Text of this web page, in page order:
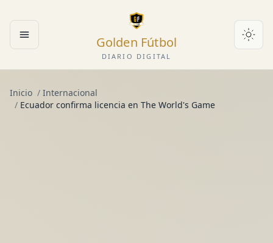
Abrir menú Golden Fútbol
DIARIO DIGITAL
Inicio / Internacional
/ Ecuador confirma licencia en The World's Game